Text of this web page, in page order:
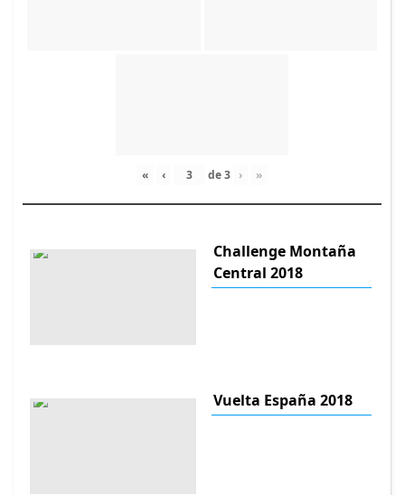
« ‹ de3 › »
Challenge Montaña
Central 2018
Vuelta España 2018